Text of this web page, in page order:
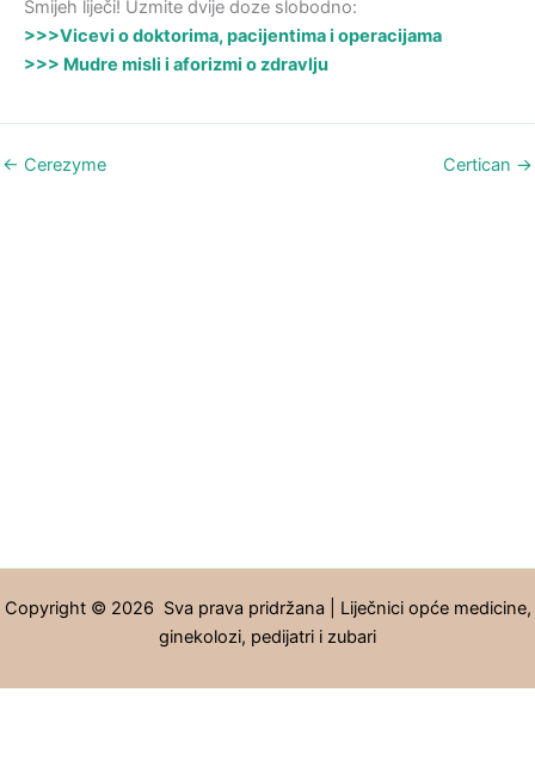
Smijeh liječi! Uzmite dvije doze slobodno:
>>>Vicevi o doktorima, pacijentima i operacijama
>>> Mudre misli i aforizmi o zdravlju
← Cerezyme Certican →
Copyright © 2026 Sva prava pridržana | Liječnici opće medicine,
ginekolozi, pedijatri i zubari